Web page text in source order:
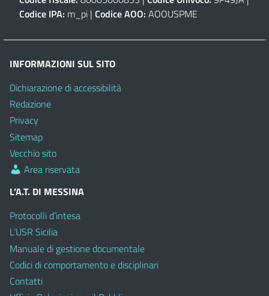
Codice IPA: m_pi | Codice AOO: AOOUSPME
INFORMAZIONI SUL SITO
Dichiarazione di accessibilità
Redazione
Privacy
Sitemap
Vecchio sito
Area riservata
L’A.T. DI MESSINA
Protocolli d’intesa
L’USR Sicilia
Manuale di gestione documentale
Codici di comportamento e disciplinari
Contatti